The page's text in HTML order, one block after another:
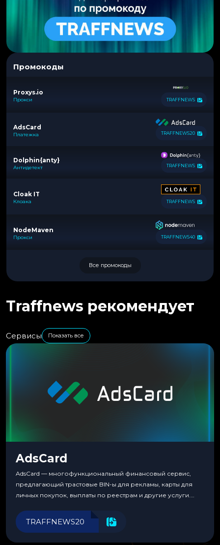
Промокоды
Proxys.io
Прокси TRAFFNEWS
AdsCard
Платежка TRAFFNEWS20
Dolphin{anty}
Антидетект TRAFFNEWS
Cloak IT
Клоака TRAFFNEWS
NodeMaven
Прокси TRAFFNEWS40
Все промокоды
Traffnews рекомендует
Сервисы Показать все
AdsCard
AdsCard — многофункциональный финансовый сервис,
предлагающий трастовые BIN-ы для рекламы, карты для
личных покупок, выплаты по реестрам и другие услуги.
инструменты для управления финансами.
TRAFFNEWS20